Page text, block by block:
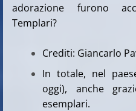
adorazione furono
Templari?
Crediti: Giancarlo
In totale, nel
oggi), anche
esemplari.